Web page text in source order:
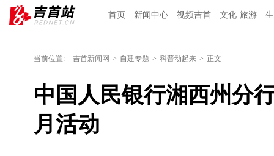
首页 新闻中心 视频吉首 文化·旅游
当前位置: 吉首新闻网 > 自建专题 > 科普动起来 > 正文
中国人民银行湘西州分
月活动